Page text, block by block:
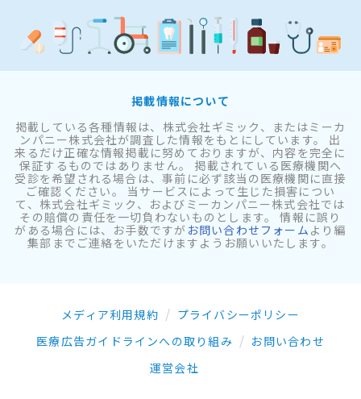
掲載情報について
掲載している各種情報は、株式会社ギミック、またはミーカ
ンパニー株式会社が調査した情報をもとにしています。 出
来るだけ正確な情報掲載に努めておりますが、内容を完全に
保証するものではありません。 掲載されている医療機関へ
受診を希望される場合は、事前に必ず該当の医療機関に直接
ご確認ください。 当サービスによって生じた損害につい
て、株式会社ギミック、およびミーカンパニー株式会社では
その賠償の責任を一切負わないものとします。 情報に誤り
がある場合には、お手数ですが お問い合わせフォーム より編
集部までご連絡をいただけますようお願いいたします。
メディア利用規約
プライバシーポリシー
医療広告ガイドラインへの取り組み
お問い合わせ
運営会社